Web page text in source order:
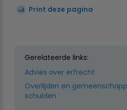
Print deze pagina
Gerelateerde links:
Advies over erfrecht
Overlijden en
schulden